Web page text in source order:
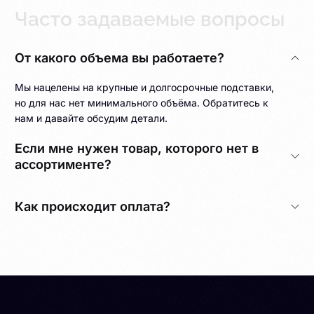
Часто задаваемые вопросы
От какого объема вы работаете?
Мы нацелены на крупные и долгосрочные подставки,
но для нас нет минимального объёма. Обратитесь к
нам и давайте обсудим детали.
Если мне нужен товар, которого нет в
ассортименте?
Как происходит оплата?